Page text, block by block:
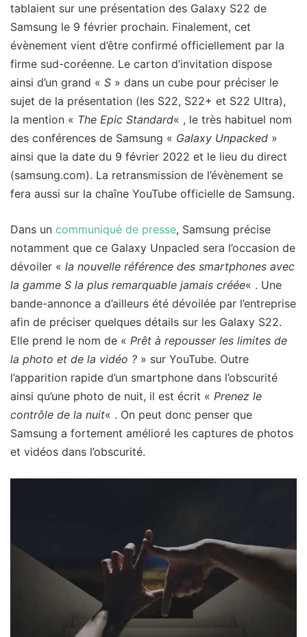
tablaient sur une présentation des Galaxy S22 de
Samsung le 9 février prochain. Finalement, cet
évènement vient d’être confirmé officiellement par la
firme sud-coréenne. Le carton d’invitation dispose
ainsi d’un grand « S » dans un cube pour préciser le
sujet de la présentation (les S22, S22+ et S22 Ultra),
la mention « The Epic Standard« , le très habituel nom
des conférences de Samsung « Galaxy Unpacked »
ainsi que la date du 9 février 2022 et le lieu du direct
(samsung.com). La retransmission de l’évènement se
fera aussi sur la chaîne YouTube officielle de Samsung.
Dans un communiqué de presse, Samsung précise
notamment que ce Galaxy Unpacled sera l’occasion de
dévoiler « la nouvelle référence des smartphones avec
la gamme S la plus remarquable jamais créée« . Une
bande-annonce a d’ailleurs été dévoilée par l’entreprise
afin de préciser quelques détails sur les Galaxy S22.
Elle prend le nom de « Prêt à repousser les limites de
la photo et de la vidéo ? » sur YouTube. Outre
l’apparition rapide d’un smartphone dans l’obscurité
ainsi qu’une photo de nuit, il est écrit « Prenez le
contrôle de la nuit« . On peut donc penser que
Samsung a fortement amélioré les captures de photos
et vidéos dans l’obscurité.